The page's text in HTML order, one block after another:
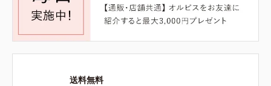
送料無料